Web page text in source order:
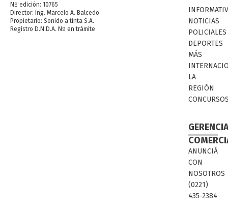
Nº edición: 10765
Director: Ing. Marcelo A. Balcedo
Propietario: Sonido a tinta S.A.
Registro D.N.D.A. Nº en trámite
NOTICIAS
POLICIALES
DEPORTES
MÁS
LA
REGIÓN
ANUNCIÁ
CON
NOSOTROS
(0221)
435-2384